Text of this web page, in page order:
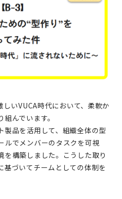
いVUCA時代において、柔軟か
んでいます。
製品を活用して、組織全体の型
ルでメンバーのタスクを可視
を構築しました。こうした取り
基づいてチームとしての体制を